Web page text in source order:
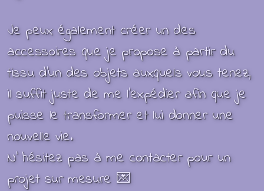
Je peux également créer un des
accessoires que je propose à partir du
tissu d'un des objets auxquels vous tenez,
il suffit juste de me l'expédier afin que je
puisse le transformer et lui donner une
nouvelle vie.
N' hésitez pas à me contacter pour un
projet sur mesure 💌